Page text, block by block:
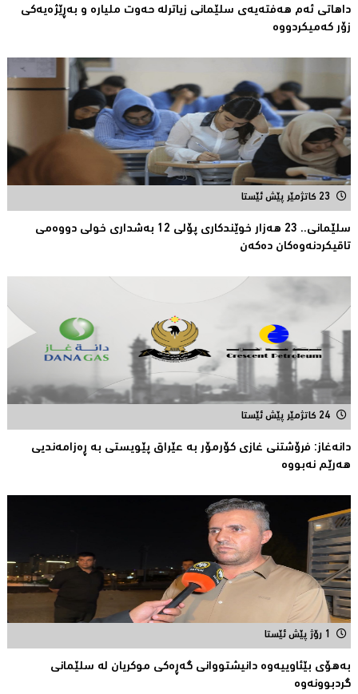
داهاتی ئەم هه‌فته‌یەی سلێمانی زیاترلە حەوت ملیارە و بەڕێژەیەکى
زۆر کەمیکردووە
23 کاتژمێر پێش ئێستا
سلێمانی.. 23 هەزار خوێندکارى پۆلی 12 بەشدارى خولى دووەمى
تاقیکردنەوەکان دەکەن
24 کاتژمێر پێش ئێستا
دانەغاز: فرۆشتنی غازی كۆرمۆر بە عێراق پێویستی بە ڕەزامەندیی
هەرێم نەبووە
1 رۆژ پێش ئێستا
بەهۆی بێئاوییەوە دانیشتووانی گەڕەكی موكریان لە سلێمانی
گردبوونەوە